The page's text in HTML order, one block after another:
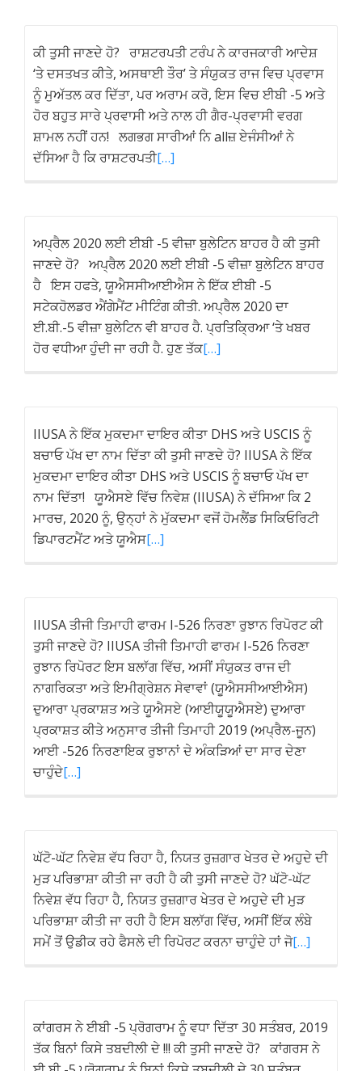
ਕੀ ਤੁਸੀ ਜਾਣਦੇ ਹੋ? ਰਾਸ਼ਟਰਪਤੀ ਟਰੰਪ ਨੇ ਕਾਰਜਕਾਰੀ ਆਦੇਸ਼
‘ਤੇ ਦਸਤਖਤ ਕੀਤੇ, ਅਸਥਾਈ ਤੌਰ’ ਤੇ ਸੰਯੁਕਤ ਰਾਜ ਵਿਚ ਪ੍ਰਵਾਸ
ਨੂੰ ਮੁਅੱਤਲ ਕਰ ਦਿੱਤਾ, ਪਰ ਅਰਾਮ ਕਰੋ, ਇਸ ਵਿਚ ਈਬੀ -5 ਅਤੇ
ਹੋਰ ਬਹੁਤ ਸਾਰੇ ਪ੍ਰਵਾਸੀ ਅਤੇ ਨਾਲ ਹੀ ਗੈਰ-ਪ੍ਰਵਾਸੀ ਵਰਗ
ਸ਼ਾਮਲ ਨਹੀਂ ਹਨ! ਲਗਭਗ ਸਾਰੀਆਂ ਨਿ allਜ਼ ਏਜੰਸੀਆਂ ਨੇ
ਦੱਸਿਆ ਹੈ ਕਿ ਰਾਸ਼ਟਰਪਤੀ[…]
ਅਪ੍ਰੈਲ 2020 ਲਈ ਈਬੀ -5 ਵੀਜ਼ਾ ਬੁਲੇਟਿਨ ਬਾਹਰ ਹੈ ਕੀ ਤੁਸੀ
ਜਾਣਦੇ ਹੋ? ਅਪ੍ਰੈਲ 2020 ਲਈ ਈਬੀ -5 ਵੀਜ਼ਾ ਬੁਲੇਟਿਨ ਬਾਹਰ
ਹੈ ਇਸ ਹਫਤੇ, ਯੂਐਸਸੀਆਈਐਸ ਨੇ ਇੱਕ ਈਬੀ -5
ਸਟੇਕਹੋਲਡਰ ਐਂਗੇਮੈਂਟ ਮੀਟਿੰਗ ਕੀਤੀ. ਅਪ੍ਰੈਲ 2020 ਦਾ
ਈ.ਬੀ.-5 ਵੀਜ਼ਾ ਬੁਲੇਟਿਨ ਵੀ ਬਾਹਰ ਹੈ. ਪ੍ਰਤਿਕ੍ਰਿਆ ‘ਤੇ ਖਬਰ
ਹੋਰ ਵਧੀਆ ਹੁੰਦੀ ਜਾ ਰਹੀ ਹੈ. ਹੁਣ ਤੱਕ[…]
IIUSA ਨੇ ਇੱਕ ਮੁਕਦਮਾ ਦਾਇਰ ਕੀਤਾ DHS ਅਤੇ USCIS ਨੂੰ
ਬਚਾਓ ਪੱਖ ਦਾ ਨਾਮ ਦਿੱਤਾ ਕੀ ਤੁਸੀ ਜਾਣਦੇ ਹੋ? IIUSA ਨੇ ਇੱਕ
ਮੁਕਦਮਾ ਦਾਇਰ ਕੀਤਾ DHS ਅਤੇ USCIS ਨੂੰ ਬਚਾਓ ਪੱਖ ਦਾ
ਨਾਮ ਦਿੱਤਾ! ਯੂਐਸਏ ਵਿੱਚ ਨਿਵੇਸ਼ (IIUSA) ਨੇ ਦੱਸਿਆ ਕਿ 2
ਮਾਰਚ, 2020 ਨੂੰ, ਉਨ੍ਹਾਂ ਨੇ ਮੁੱਕਦਮਾ ਵਜੋਂ ਹੋਮਲੈਂਡ ਸਿਕਿਓਰਿਟੀ
ਡਿਪਾਰਟਮੈਂਟ ਅਤੇ ਯੂਐਸ[…]
IIUSA ਤੀਜੀ ਤਿਮਾਹੀ ਫਾਰਮ I-526 ਨਿਰਣਾ ਰੁਝਾਨ ਰਿਪੋਰਟ ਕੀ
ਤੁਸੀ ਜਾਣਦੇ ਹੋ? IIUSA ਤੀਜੀ ਤਿਮਾਹੀ ਫਾਰਮ I-526 ਨਿਰਣਾ
ਰੁਝਾਨ ਰਿਪੋਰਟ ਇਸ ਬਲਾੱਗ ਵਿੱਚ, ਅਸੀਂ ਸੰਯੁਕਤ ਰਾਜ ਦੀ
ਨਾਗਰਿਕਤਾ ਅਤੇ ਇਮੀਗ੍ਰੇਸ਼ਨ ਸੇਵਾਵਾਂ (ਯੂਐਸਸੀਆਈਐਸ)
ਦੁਆਰਾ ਪ੍ਰਕਾਸ਼ਤ ਅਤੇ ਯੂਐਸਏ (ਆਈਯੂਯੂਐਸਏ) ਦੁਆਰਾ
ਪ੍ਰਕਾਸ਼ਤ ਕੀਤੇ ਅਨੁਸਾਰ ਤੀਜੀ ਤਿਮਾਹੀ 2019 (ਅਪ੍ਰੈਲ-ਜੂਨ)
ਆਈ -526 ਨਿਰਣਾਇਕ ਰੁਝਾਨਾਂ ਦੇ ਅੰਕੜਿਆਂ ਦਾ ਸਾਰ ਦੇਣਾ
ਚਾਹੁੰਦੇ[…]
ਘੱਟੋ-ਘੱਟ ਨਿਵੇਸ਼ ਵੱਧ ਰਿਹਾ ਹੈ, ਨਿਯਤ ਰੁਜ਼ਗਾਰ ਖੇਤਰ ਦੇ ਅਹੁਦੇ ਦੀ
ਮੁੜ ਪਰਿਭਾਸ਼ਾ ਕੀਤੀ ਜਾ ਰਹੀ ਹੈ ਕੀ ਤੁਸੀ ਜਾਣਦੇ ਹੋ? ਘੱਟੋ-ਘੱਟ
ਨਿਵੇਸ਼ ਵੱਧ ਰਿਹਾ ਹੈ, ਨਿਯਤ ਰੁਜ਼ਗਾਰ ਖੇਤਰ ਦੇ ਅਹੁਦੇ ਦੀ ਮੁੜ
ਪਰਿਭਾਸ਼ਾ ਕੀਤੀ ਜਾ ਰਹੀ ਹੈ ਇਸ ਬਲਾੱਗ ਵਿੱਚ, ਅਸੀਂ ਇੱਕ ਲੰਬੇ
ਸਮੇਂ ਤੋਂ ਉਡੀਕ ਰਹੇ ਫੈਸਲੇ ਦੀ ਰਿਪੋਰਟ ਕਰਨਾ ਚਾਹੁੰਦੇ ਹਾਂ ਜੋ[…]
ਕਾਂਗਰਸ ਨੇ ਈਬੀ -5 ਪ੍ਰੋਗਰਾਮ ਨੂੰ ਵਧਾ ਦਿੱਤਾ 30 ਸਤੰਬਰ, 2019
ਤੱਕ ਬਿਨਾਂ ਕਿਸੇ ਤਬਦੀਲੀ ਦੇ !!! ਕੀ ਤੁਸੀ ਜਾਣਦੇ ਹੋ? ਕਾਂਗਰਸ ਨੇ